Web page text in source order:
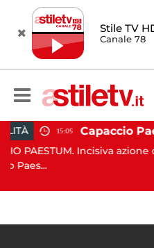
Stile TV
Canale 78
azione del Comune di